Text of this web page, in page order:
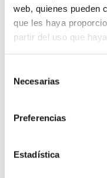
web, quienes pueden
que les haya
partir del uso que
Necesarias
Preferencias
Estadística
Naturaleza íntima